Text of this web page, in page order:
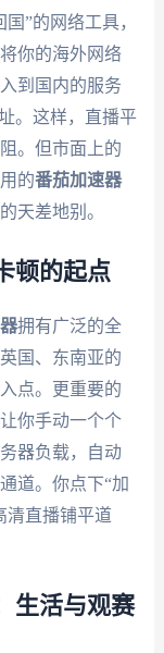
”的网络工具，
你的海外网络
到国内的服务
。这样，直播平
。但市面上的
的番茄加速器
天差地别。
顿的起点
拥有广泛的全
国、东南亚的
点。更重要的
你手动一个个
器负载，自动
道。你点下“加
清直播铺平道
生活与观赛